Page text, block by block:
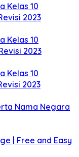
Kelas 10
2023
Kelas 10
2023
Kelas 10
2023
Nama Negara
| Free and Easy